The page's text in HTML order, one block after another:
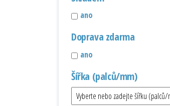
ano
Doprava zdarma
ano
Šířka (palců/mm)